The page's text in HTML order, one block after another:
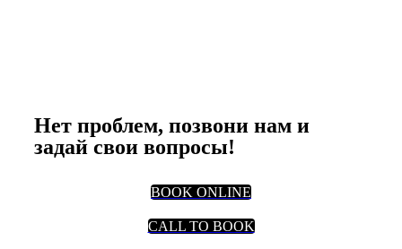
Нет проблем, позвони нам и
задай свои вопросы!
BOOK ONLINE
CALL TO BOOK